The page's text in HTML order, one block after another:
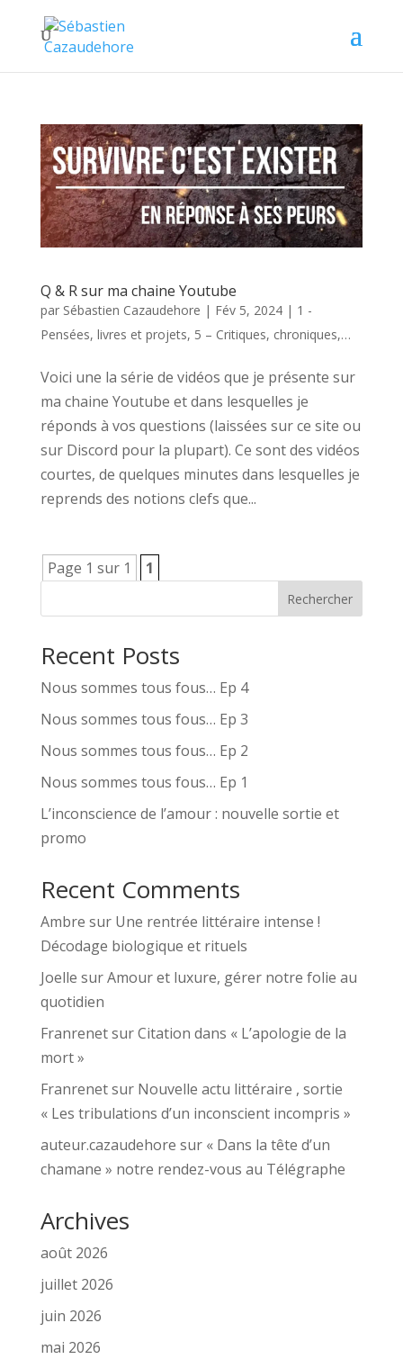
Q & R sur ma chaine Youtube
par Sébastien Cazaudehore | Fév 5, 2024| 1 -
Pensées, livres et projets, 5 – Critiques, chroniques,…
Voici une la série de vidéos que je présente sur
ma chaine Youtube et dans lesquelles je
réponds à vos questions (laissées sur ce site ou
sur Discord pour la plupart). Ce sont des vidéos
courtes, de quelques minutes dans lesquelles je
reprends des notions clefs que...
Page 1 sur 1 1
Rechercher
Recent Posts
Nous sommes tous fous… Ep 4
Nous sommes tous fous… Ep 3
Nous sommes tous fous… Ep 2
Nous sommes tous fous… Ep 1
L’inconscience de l’amour : nouvelle sortie et
promo
Recent Comments
Ambre sur Une rentrée littéraire intense !
Décodage biologique et rituels
Joelle surAmour et luxure, gérer notre folie au
quotidien
FranrenetsurCitation dans « L’apologie de la
mort »
Franrenetsur Nouvelle actu littéraire , sortie
« Les tribulations d’un inconscient incompris »
auteur.cazaudehore sur « Dans la tête d’un
chamane » notre rendez-vous au Télégraphe
Archives
août 2026
juillet 2026
juin 2026
mai 2026